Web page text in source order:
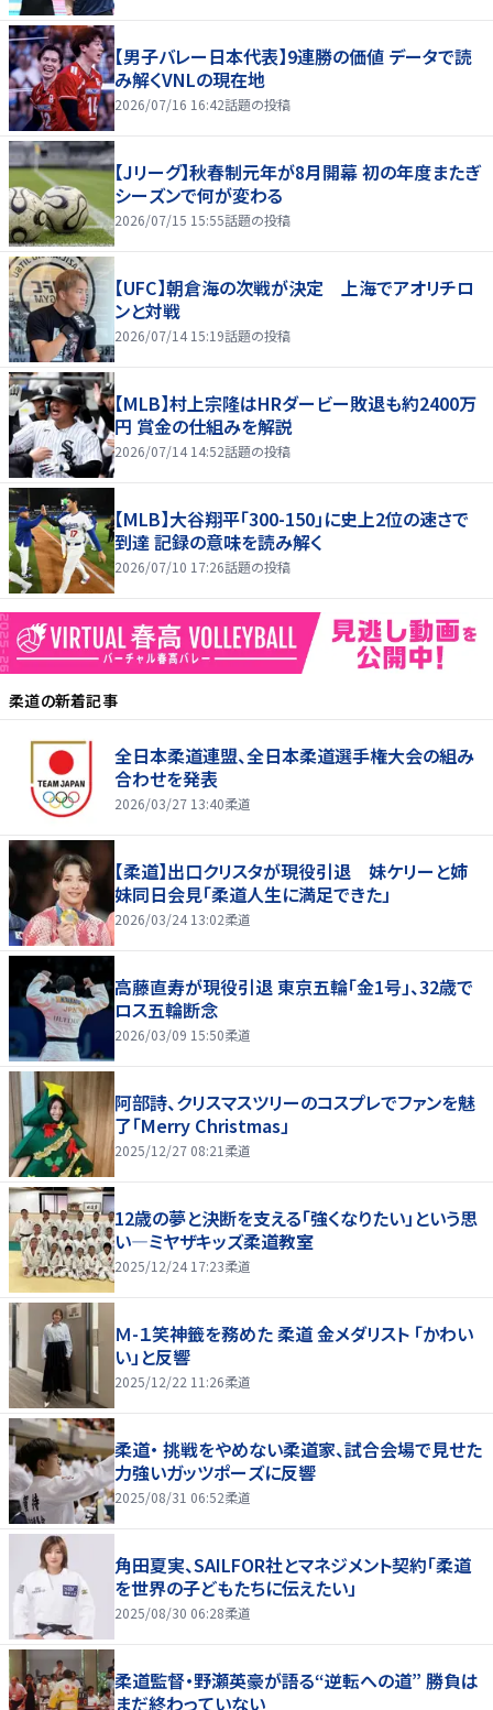
【男子バレー日本代表】9連勝の価値 データで読
み解くVNLの現在地
2026/07/16 16:42話題の投稿
【Jリーグ】秋春制元年が8月開幕 初の年度またぎ
シーズンで何が変わる
2026/07/15 15:55話題の投稿
【UFC】朝倉海の次戦が決定 上海でアオリチロ
ンと対戦
2026/07/14 15:19話題の投稿
【MLB】村上宗隆はHRダービー敗退も約2400万
円 賞金の仕組みを解説
2026/07/14 14:52話題の投稿
【MLB】大谷翔平「300-150」に史上2位の速さで
到達 記録の意味を読み解く
2026/07/10 17:26話題の投稿
柔道の新着記事
全日本柔道連盟、全日本柔道選手権大会の組み
合わせを発表
2026/03/27 13:40柔道
【柔道】出口クリスタが現役引退 妹ケリーと姉
妹同日会見「柔道人生に満足できた」
2026/03/24 13:02柔道
高藤直寿が現役引退 東京五輪「金1号」、32歳で
ロス五輪断念
2026/03/09 15:50柔道
阿部詩、クリスマスツリーのコスプレでファンを魅
了「Merry Christmas」
2025/12/27 08:21 柔道
12歳の夢と決断を支える「強くなりたい」という思
い―ミヤザキッズ柔道教室
2025/12/24 17:23柔道
Ｍ-１笑神籤を務めた 柔道 金メダリスト 「かわい
い」と反響
2025/12/22 11:26柔道
柔道・ 挑戦をやめない柔道家、試合会場で見せた
力強いガッツポーズに反響
2025/08/31 06:52柔道
角田夏実、SAILFOR社とマネジメント契約「柔道
を世界の子どもたちに伝えたい」
2025/08/30 06:28柔道
柔道監督・野瀬英豪が語る“逆転への道” 勝負は
まだ終わっていない